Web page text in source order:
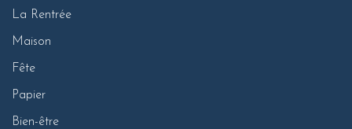
La Rentrée
Maison
Fête
Papier
Bien-être